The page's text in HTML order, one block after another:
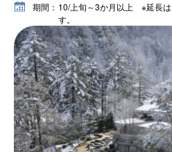
期間： 10/上旬～3か月以上 ※延長
す。